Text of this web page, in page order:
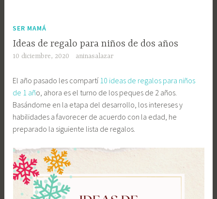
SER MAMÁ
Ideas de regalo para niños de dos años
10 diciembre, 2020 aninasalazar
El año pasado les compartí 10 ideas de regalos para niños
de 1 año, ahora es el turno de los peques de 2 años.
Basándome en la etapa del desarrollo, los intereses y
habilidades a favorecer de acuerdo con la edad, he
preparado la siguiente lista de regalos.